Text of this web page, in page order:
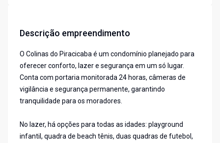
Descrição empreendimento
O Colinas do Piracicaba é um condomínio planejado para
oferecer conforto, lazer e segurança em um só lugar.
Conta com portaria monitorada 24 horas, câmeras de
vigilância e segurança permanente, garantindo
tranquilidade para os moradores.
No lazer, há opções para todas as idades: playground
infantil, quadra de beach tênis, duas quadras de futebol,